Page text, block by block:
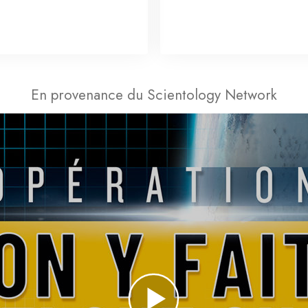
En provenance du Scientology Network